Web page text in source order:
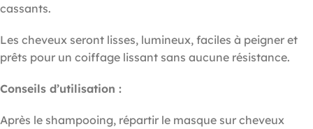
cassants.
Les cheveux seront lisses, lumineux, faciles à peigner et
prêts pour un coiffage lissant sans aucune résistance.
Conseils d’utilisation :
Après le shampooing, répartir le masque sur cheveux